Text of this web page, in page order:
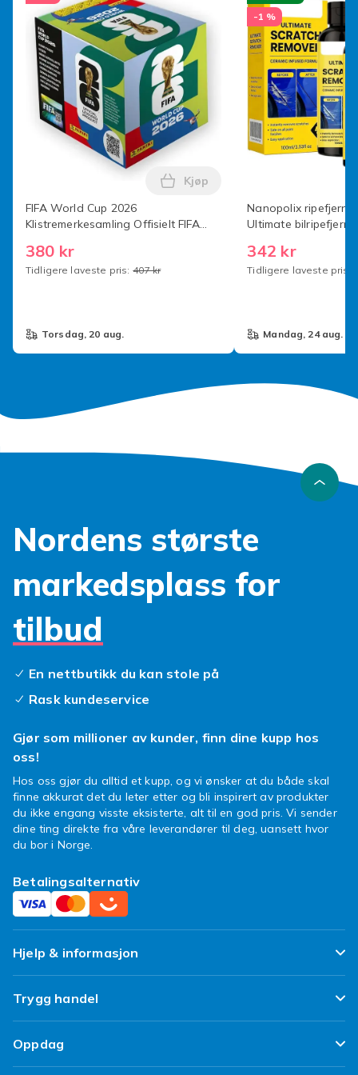
Artikkel nr.
b0cc25c0-7181-4d66-b781-9072507f0ad5
Produktsikkerhetsinformasjon
FIFA World Cup 2026
Klistremerkesamling Offisielt FIFA
stk [Bokssett] x50-pakning Panini 50
380 kr
Tidligere laveste pris: 407 kr
Legg FIFA World Cup 2026
Kjøp
torsdag, 20 aug.
-1 %
Nanopolix
Ultimate
342 kr
Tidligere laveste pris:
mandag, 24 aug.
Nordens største
markedsplass for
tilbud
En nettbutikk du kan stole på
Rask kundeservice
Gjør som millioner av kunder, finn dine kupp hos
oss!
Hos oss gjør du alltid et kupp, og vi ønsker at du både skal
finne akkurat det du leter etter og bli inspirert av produkter
du ikke engang visste eksisterte, alt til en god pris. Vi sender
dine ting direkte fra våre leverandører til deg, uansett hvor
du bor i Norge.
Betalingsalternativ
Hjelp & informasjon
Ofte stilte spørsmål
Spor pakken min
Angre & returner her
Trygg handel
Fornøyd kunde-løfte
Kundeanmeldelser
Oppdag